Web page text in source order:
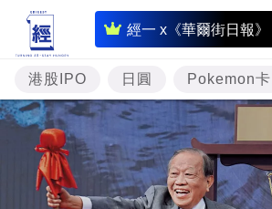
經一 x《華爾街日報》
即
時
財
經
題
投
港股IPO 日圓 Pokemon卡